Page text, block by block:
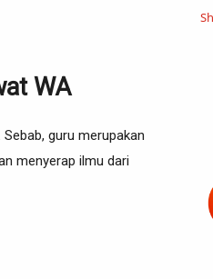
WA
guru merupakan
menyerap ilmu dari